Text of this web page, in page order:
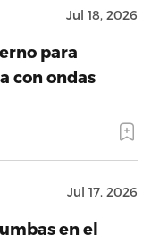
Jul 18, 2026
para
con ondas
Jul 17, 2026
en el